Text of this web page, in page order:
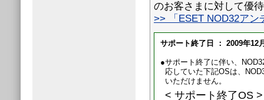
のお客さまに対して優
>> 「ESET NOD32ア
サポート終了日 ： 2009年12
●サポート終了に伴い、
応していた下記OSは、
いただけません。
< サポート終了OS >